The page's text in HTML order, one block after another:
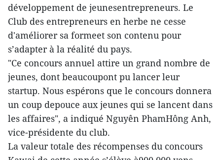
développement de jeunesentrepreneurs. Le
Club des entrepreneurs en herbe ne cesse
d'améliorer sa formeet son contenu pour
s’adapter à la réalité du pays.
"Ce concours annuel attire un grand nombre de
jeunes, dont beaucoupont pu lancer leur
startup. Nous espérons que le concours donnera
un coup depouce aux jeunes qui se lancent dans
les affaires", a indiqué Nguyên PhamHông Anh,
vice-présidente du club.
La valeur totale des récompenses du concours